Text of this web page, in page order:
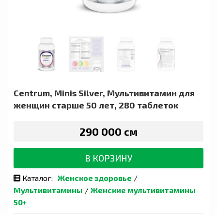
Centrum, Minis Silver, Мультивитамин для
женщин старше 50 лет, 280 таблеток
290 000 сӯм
В КОРЗИНУ
Каталог: Женское здоровье /
Мультивитамины / Женские мультивитамины
50+